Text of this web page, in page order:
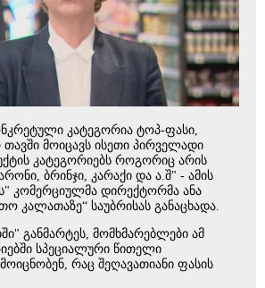
კატეგორია ტოპ-ფასი,
მოიცავს ისეთი პირველადი
კატეგორიებს როგორიც არის
ბრინჯი, კარაქი და ა.შ" - ამის
კომერციულმა დირექტორმა ანა
კალათაზე“ საუბრისას განაცხადა.
განმარტეს, მომხმარებლები ამ
სპეციალური წითელი
რაც შეღავათიანი ფასის